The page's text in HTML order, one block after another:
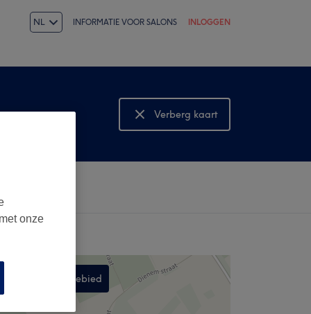
NL INFORMATIE VOOR SALONS INLOGGEN
Verberg kaart
Bekijk kaart
Zoek in dit gebied
onze